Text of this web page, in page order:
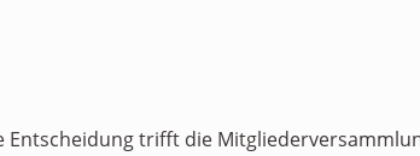
trifft die